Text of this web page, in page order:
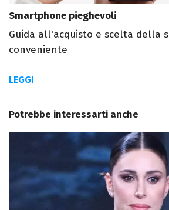
Smartphone pieghevoli
Guida all'acquisto e scelta della
conveniente
LEGGI
Potrebbe interessarti anche